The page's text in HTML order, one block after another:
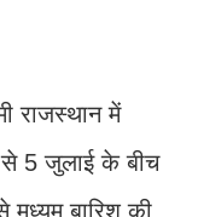
राजस्थान में
5 जुलाई के बीच
बारिश की